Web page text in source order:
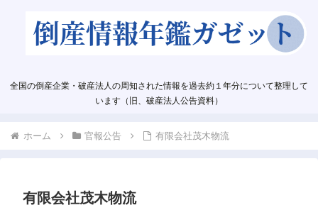
全国の倒産企業・破産法人の周知された情報を過去約１年分について整理して
います（旧、破産法人公告資料）
ホーム 官報公告 有限会社茂木物流
有限会社茂木物流